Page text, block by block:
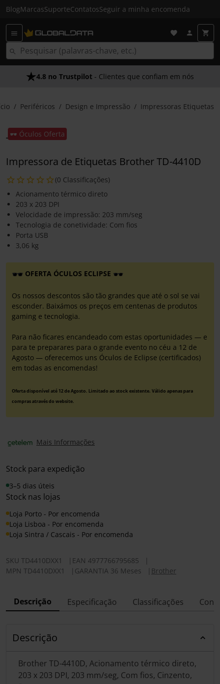
BlogMarcasSuporteContatosSeguir a minha encomenda
4.8 no Trustpilot - Clientes que confiam em nós
Periféricos Design e Impressão Impressoras Etiquetas
🕶️ Óculos Oferta
Impressora de Etiquetas Brother TD-4410D
(0 Classificações)
Acionamento térmico direto
203 x 203 DPI
Velocidade de impressão: 203 mm/seg
Tecnologia de conetividade: Com fios
Porta USB
3,06 kg
OFERTA ÓCULOS ECLIPSE
Os nossos descontos são tão grandes que até o sol se vai
esconder. Baixámos os preços em centenas de produtos
gaming e tecnologia.
Para não ficares encandeado com estas oportunidades — e
para te preparares para o grande evento no céu a 12 de
Agosto — oferecemos uns Óculos de Eclipse (certificados)
em todas as encomendas!
Oferta disponível até 12 de Agosto. Limitado ao stock existente. Válido apenas para
compras através do website.
Mais Informações
Stock para expedição
3–5 dias úteis
Stock nas lojas
Loja Porto - Por encomenda
Loja Lisboa - Por encomenda
Loja Sintra / Cascais - Por encomenda
SKU TD4410DXX1 EAN 4977766795685
MPN TD4410DXX1 GARANTIA 36 Meses Brother
Descrição Especificação Classificações
Descrição
Brother TD-4410D, Acionamento térmico direto,
203 x 203 DPI, 203 mm/seg, Com fios, Cinzento,